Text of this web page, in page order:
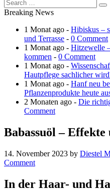
Breaking News
1 Monat ago - Hibiskus –
und Terrasse - 0 Comment
1 Monat ago - Hitzewelle
kommen - 0 Comment
1 Monat ago -
Hautpflege sachlicher
1 Monat ago - Hanf neu
Pflanzenprodukte heute
2 Monaten ago - Die
Comment
Babassuöl –
14. November 2023 by Diestel
Comment
In der Haar- und